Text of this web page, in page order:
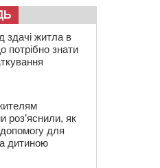
здачі житла в
потрібно знати
роз’яснили, як
для
дитиною